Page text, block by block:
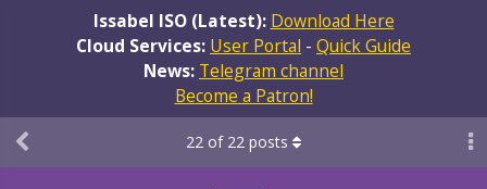
Issabel ISO (Latest): Download Here
Cloud Services: User Portal - Quick Guide
News: Telegram channel
Become a Patron!
22 of 22 posts